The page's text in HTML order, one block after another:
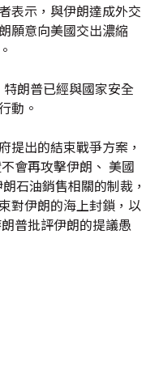
表示，與伊朗達成外交
願意向美國交出濃縮
朗普已經與國家安全
動。
提出的結束戰爭方案，
會再攻擊伊朗、 美國
石油銷售相關的制裁，
對伊朗的海上封鎖，以
普批評伊朗的提議愚